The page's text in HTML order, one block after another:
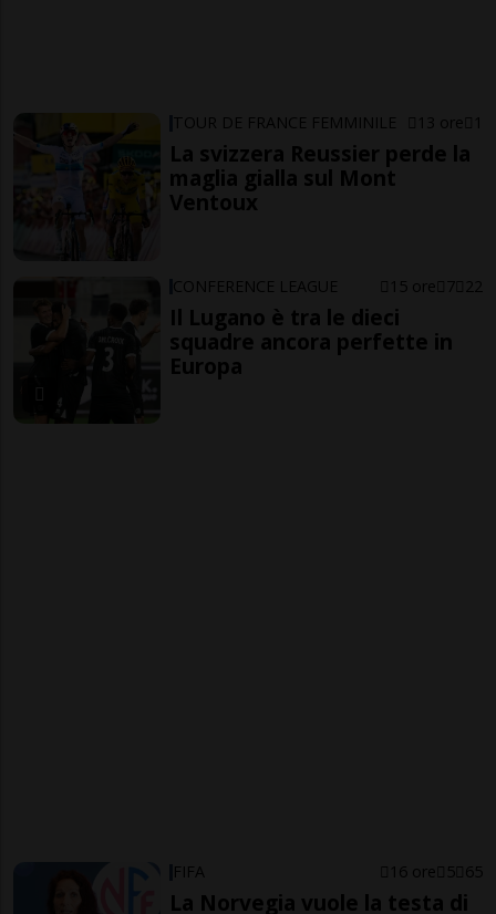
TOUR DE FRANCE FEMMINILE 13 ore 1
La svizzera Reussier perde la
maglia gialla sul Mont
Ventoux
CONFERENCE LEAGUE 15 ore 7 22
Il Lugano è tra le dieci
squadre ancora perfette in
Europa
FIFA 16 ore 5 65
La Norvegia vuole la testa di